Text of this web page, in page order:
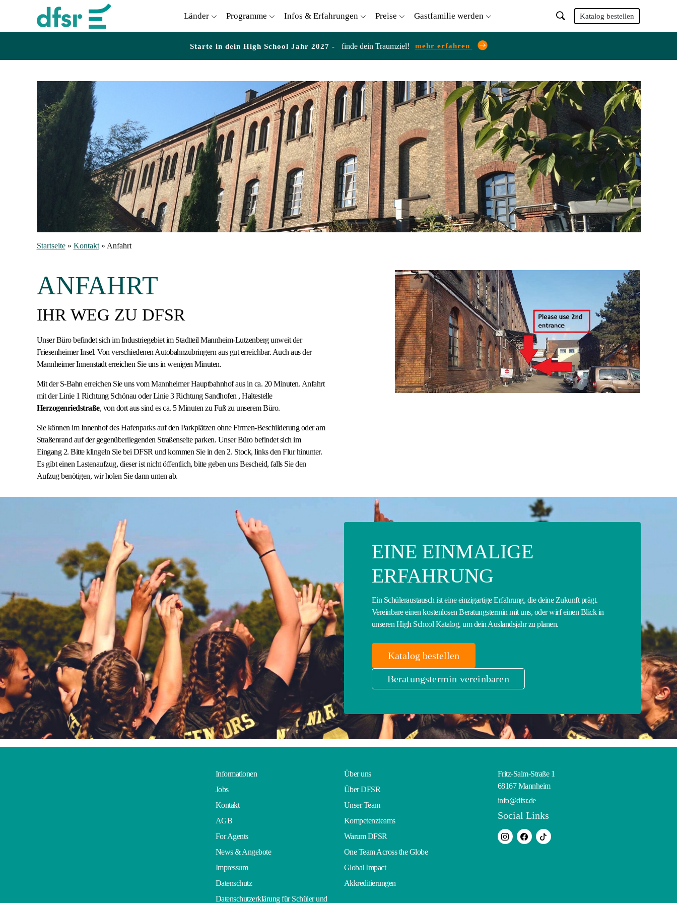
Länder Programme Infos & Erfahrungen Preise Gastfamilie werden Katalog bestellen
Starte in dein High School Jahr 2027 - finde dein Traumziel! mehr erfahren
Startseite» Kontakt» Anfahrt
ANFAHRT
IHR WEG ZU DFSR
Unser Büro befindet sich im Industriegebiet im Stadtteil Mannheim-Lutzenberg unweit der
Friesenheimer Insel. Von verschiedenen Autobahnzubringern aus gut erreichbar. Auch aus der
Mannheimer Innenstadt erreichen Sie uns in wenigen Minuten.
Mit der S-Bahn erreichen Sie uns vom Mannheimer Hauptbahnhof aus in ca. 20 Minuten. Anfahrt
mit der Linie 1 Richtung Schönau oder Linie 3 Richtung Sandhofen , Haltestelle
Herzogenriedstraße, von dort aus sind es ca. 5 Minuten zu Fuß zu unserem Büro.
Sie können im Innenhof des Hafenparks auf den Parkplätzen ohne Firmen-Beschilderung oder am
Straßenrand auf der gegenüberliegenden Straßenseite parken. Unser Büro befindet sich im
Eingang 2. Bitte klingeln Sie bei DFSR und kommen Sie in den 2. Stock, links den Flur hinunter.
Es gibt einen Lastenaufzug, dieser ist nicht öffentlich, bitte geben uns Bescheid, falls Sie den
Aufzug benötigen, wir holen Sie dann unten ab.
EINE EINMALIGE
ERFAHRUNG
Ein Schüleraustausch ist eine einzigartige Erfahrung, die deine Zukunft prägt.
Vereinbare einen kostenlosen Beratungstermin mit uns, oder wirf einen Blick in
unseren High School Katalog, um dein Auslandsjahr zu planen.
Katalog bestellen
Beratungstermin vereinbaren
Informationen
Jobs
Kontakt
AGB
For Agents
News & Angebote
Impressum
Datenschutz
Datenschutzerklärung für Schüler und
Über uns
Über DFSR
Unser Team
Kompetenzteams
Warum DFSR
One Team Across the Globe
Global Impact
Akkreditierungen
Fritz-Salm-Straße 1
68167 Mannheim
info@dfsr.de
Social Links